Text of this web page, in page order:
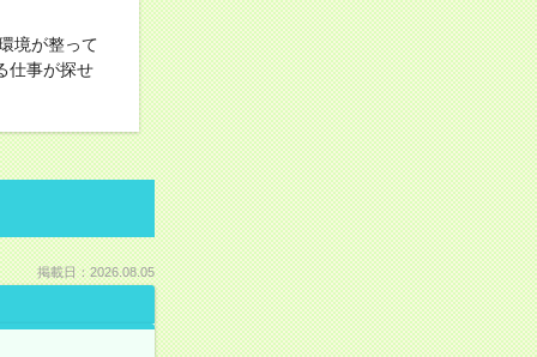
境が整って
仕事が探せ
掲載日：2026.08.05